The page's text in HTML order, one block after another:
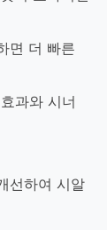
면 더 빠른
과와 시너
선하여 시알